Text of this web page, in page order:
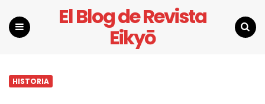
El Blog de Revista
Eikyō
HISTORIA